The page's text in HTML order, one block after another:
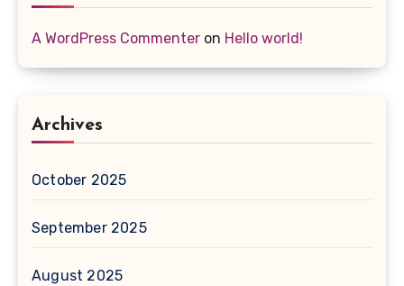
A WordPress Commenter on Hello world!
Archives
October 2025
September 2025
August 2025